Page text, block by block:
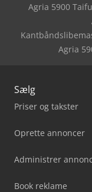
Renault Trafic
Vw Crafter 35
Agria 5900
Agria
Sælg
Priser og takster
Oprette annoncer
Administrer
Book reklame